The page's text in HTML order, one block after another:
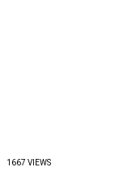
1667 VIEWS